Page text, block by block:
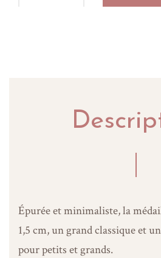
Épurée et minimaliste, la
1,5 cm, un grand classique et
pour petits et grands.